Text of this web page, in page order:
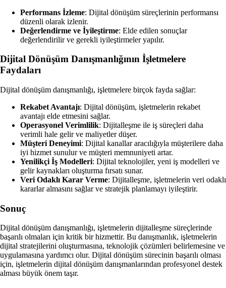
Performans İzleme: Dijital dönüşüm süreçlerinin performansı
düzenli olarak izlenir.
Değerlendirme ve İyileştirme: Elde edilen sonuçlar
değerlendirilir ve gerekli iyileştirmeler yapılır.
Dijital Dönüşüm Danışmanlığının İşletmelere
Faydaları
Dijital dönüşüm danışmanlığı, işletmelere birçok fayda sağlar:
Rekabet Avantajı: Dijital dönüşüm, işletmelerin rekabet
avantajı elde etmesini sağlar.
Operasyonel Verimlilik: Dijitalleşme ile iş süreçleri daha
verimli hale gelir ve maliyetler düşer.
Müşteri Deneyimi: Dijital kanallar aracılığıyla müşterilere daha
iyi hizmet sunulur ve müşteri memnuniyeti artar.
Yenilikçi İş Modelleri: Dijital teknolojiler, yeni iş modelleri ve
gelir kaynakları oluşturma fırsatı sunar.
Veri Odaklı Karar Verme: Dijitalleşme, işletmelerin veri odaklı
kararlar almasını sağlar ve stratejik planlamayı iyileştirir.
Sonuç
Dijital dönüşüm danışmanlığı, işletmelerin dijitalleşme süreçlerinde
başarılı olmaları için kritik bir hizmettir. Bu danışmanlık, işletmelerin
dijital stratejilerini oluşturmasına, teknolojik çözümleri belirlemesine ve
uygulamasına yardımcı olur. Dijital dönüşüm sürecinin başarılı olması
için, işletmelerin dijital dönüşüm danışmanlarından profesyonel destek
alması büyük önem taşır.